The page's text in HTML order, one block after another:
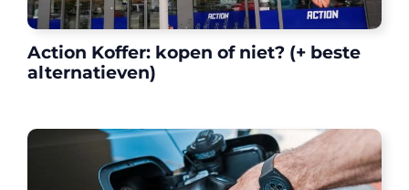
Action Koffer: kopen of niet? (+ beste
alternatieven)